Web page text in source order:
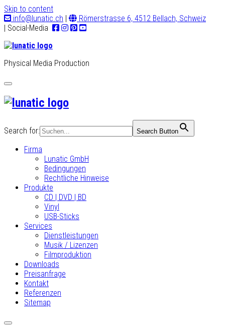
Skip to content
info@lunatic.ch |
Römerstrasse 6, 4512 Bellach, Schweiz
| Social-Media
Physical Media Production
Toggle
navigation
Search for: Search Button
Firma
Lunatic GmbH
Bedingungen
Rechtliche Hinweise
Produkte
CD | DVD | BD
Vinyl
USB-Sticks
Services
Dienstleistungen
Musik / Lizenzen
Filmproduktion
Downloads
Preisanfrage
Kontakt
Referenzen
Sitemap